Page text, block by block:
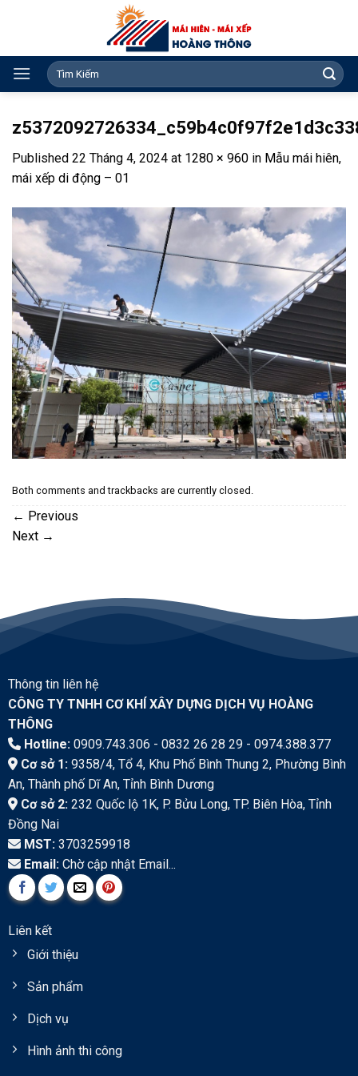
Search
for:
Published 22 Tháng 4, 2024 at 1280 × 960 in Mẫu mái hiên,
mái xếp di động – 01
Both comments and trackbacks are currently closed.
← Previous
Next →
Thông tin liên hệ
CÔNG TY TNHH CƠ KHÍ XÂY DỰNG DỊCH VỤ HOÀNG
THÔNG
Hotline:0909.743.306 - 0832 26 28 29 - 0974.388.377
Cơ sở 1:9358/4, Tổ 4, Khu Phố Bình Thung 2, Phường Bình
An, Thành phố Dĩ An, Tỉnh Bình Dương
Cơ sở 2:232 Quốc lộ 1K, P. Bửu Long, TP. Biên Hòa, Tỉnh
Đồng Nai
MST:3703259918
Email:Chờ cập nhật Email...
Liên kết
Giới thiệu
Sản phẩm
Dịch vụ
Hình ảnh thi công